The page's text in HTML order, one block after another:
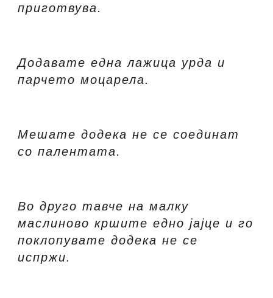
приготвува.
Додавате една лажица урда и
парчето моцарела.
Мешате додека не се соединат
со палентата.
Во друго тавче на малку
маслиново кршите едно јајце и го
поклопувате додека не се
испржи.